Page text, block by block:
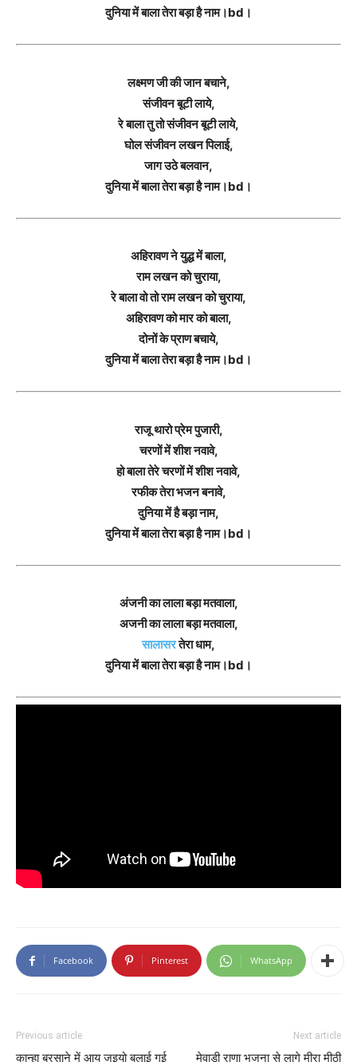
दुनिया में बाला तेरा बड़ा है नाम।bd।
लक्ष्मण जी की जान बचाने,
संजीवन बूटी लाये,
रे बाला तु तो संजीवन बूटी लाये,
घोल संजीवन लखन पिलाई,
जाग उठे बलवान,
दुनिया में बाला तेरा बड़ा है नाम।bd।
अहिरावण ने युद्ध में बाला,
राम लखन को चुराया,
रे बाला वो तो राम लखन को चुराया,
अहिरावण को मार को बाला,
दोनों के प्राण बचाये,
दुनिया में बाला तेरा बड़ा है नाम।bd।
राजू थारो प्रेम पुजारी,
चरणों में शीश नवावे,
हो बाला तेरे चरणों में शीश नवावे,
रफीक तेरा भजन बनावे,
दुनिया में है बड़ा नाम,
दुनिया में बाला तेरा बड़ा है नाम।bd।
अंजनी का लाला बड़ा मतवाला,
अजनी का लाला बड़ा मतवाला,
सालासरतेरा धाम,
दुनिया में बाला तेरा बड़ा है नाम।bd।
Facebook Pinterest WhatsApp
Previous article
कान्हा बरसाने में आय जइयो बुलाई गई
Next article
मेवाड़ी राणा भजना से लागे मीरा मीठी